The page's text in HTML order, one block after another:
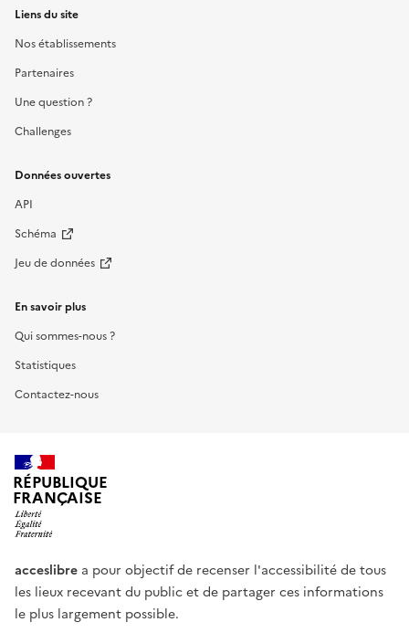
Liens du site
Nos établissements
Partenaires
Une question ?
Challenges
Données ouvertes
API
Schéma
Jeu de données
En savoir plus
Qui sommes-nous ?
Statistiques
Contactez-nous
RÉPUBLIQUE
FRANÇAISE
acceslibre a pour objectif de recenser l'accessibilité de tous
les lieux recevant du public et de partager ces informations
le plus largement possible.